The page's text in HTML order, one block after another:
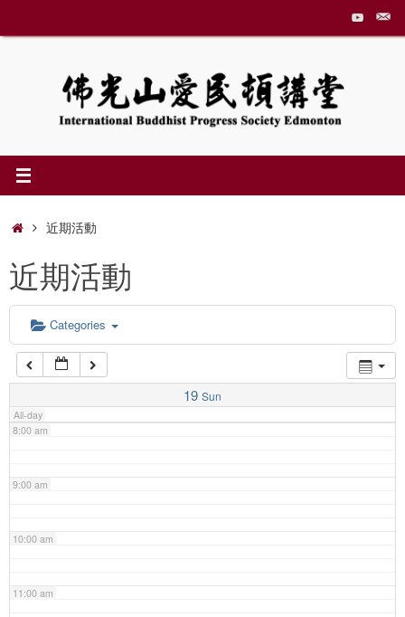
to
Home近期活動
近期活動
Categories
19 Sun
All-day
3:00 am
5:00 am
6:00 am
7:00 am
8:00 am
9:00 am
10:00 am
11:00 am